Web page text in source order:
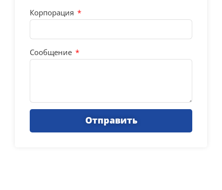
Корпорация
Сообщение
Отправить